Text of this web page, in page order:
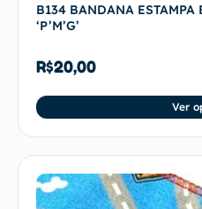
B134 BANDANA ESTAMPA
‘P’M’G’
R$20,00
Ver